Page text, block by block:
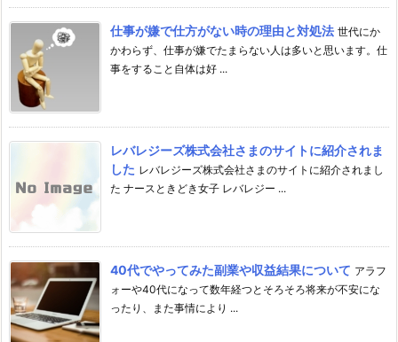
仕事が嫌で仕方がない時の理由と対処法 世代にか
かわらず、仕事が嫌でたまらない人は多いと思います。仕
事をすること自体は好 ...
レバレジーズ株式会社さまのサイトに紹介されま
した レバレジーズ株式会社さまのサイトに紹介されまし
た ナースときどき女子 レバレジー ...
40代でやってみた副業や収益結果について アラフ
ォーや40代になって数年経つとそろそろ将来が不安にな
ったり、また事情により ...